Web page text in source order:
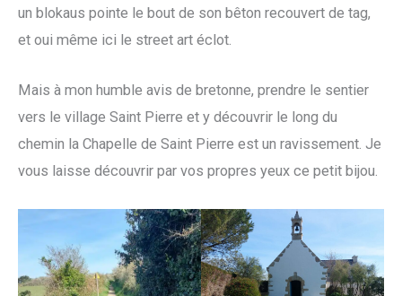
un blokaus pointe le bout de son bêton recouvert de tag,
et oui même ici le street art éclot.
Mais à mon humble avis de bretonne, prendre le sentier
vers le village Saint Pierre et y découvrir le long du
chemin la Chapelle de Saint Pierre est un ravissement. Je
vous laisse découvrir par vos propres yeux ce petit bijou.